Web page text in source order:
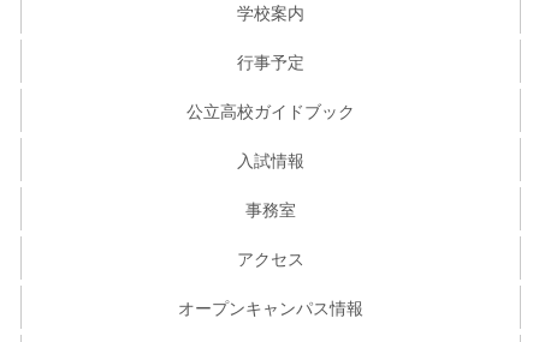
学校案内
行事予定
公立高校ガイドブック
入試情報
事務室
アクセス
オープンキャンパス情報